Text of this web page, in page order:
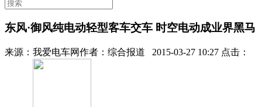
东风·御风纯电动轻型客车交车 时空电动成业界黑马
来源： 我爱电车网作者： 综合报道 2015-03-27 10:27 点击：